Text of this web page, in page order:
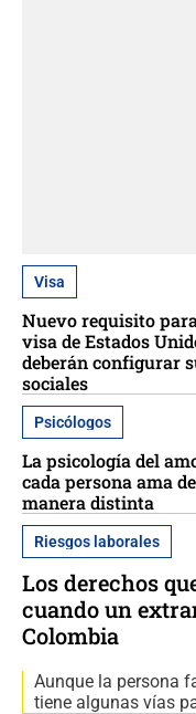
Visa
Nuevo requisito
visa de Estados
deberán configurar
sociales
Psicólogos
La psicología del
cada persona ama
manera distinta
Riesgos laborales
Los derechos
cuando un
Colombia
Aunque la persona
tiene algunas vías